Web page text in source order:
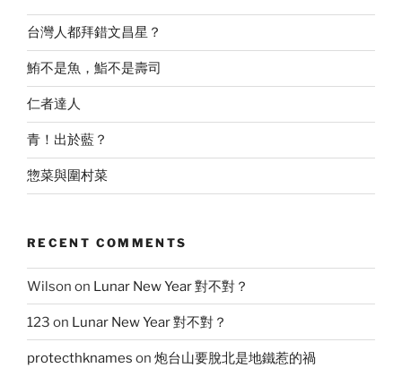
台灣人都拜錯文昌星？
鮪不是魚，鮨不是壽司
仁者達人
青！出於藍？
惣菜與圍村菜
RECENT COMMENTS
Wilson on Lunar New Year 對不對？
123 on Lunar New Year 對不對？
protecthknames on 炮台山要脫北是地鐵惹的禍